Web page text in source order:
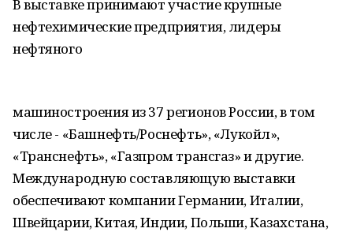
В выставке принимают участие крупные
нефтехимические предприятия, лидеры
нефтяного
машиностроения из 37 регионов России, в том
числе - «Башнефть/Роснефть», «Лукойл»,
«Транснефть», «Газпром трансгаз» и другие.
Международную составляющую выставки
обеспечивают компании Германии, Италии,
Швейцарии, Китая, Индии, Польши, Казахстана,